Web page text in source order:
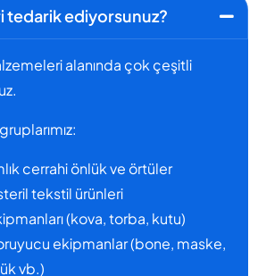
tedarik ediyorsunuz?
alanında çok çeşitli
cerrahi önlük ve örtüler
tekstil ürünleri
(kova, torba, kutu)
ekipmanlar (bone, maske,
vb.)